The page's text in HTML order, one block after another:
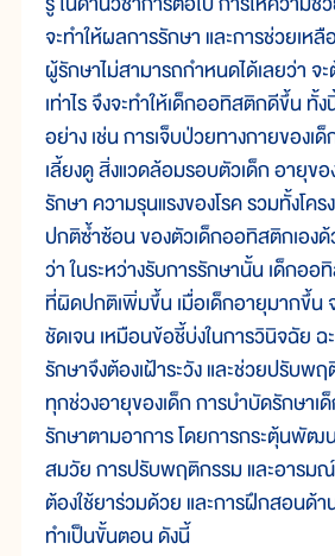
จะทำให้ผลการรักษา และการช่วยเห
ผู้รักษาไม่สามารถกำหนดได้เลยว่า จะ
เท่าไร จึงจะทำให้เด็กออทิสติกดีขึ้น
อย่าง เช่น การเจ็บป่วยทางกายของเ
เลี้ยงดู สิ่งแวดล้อมรอบตัวเด็ก อายุขอ
รักษา ความรุนแรงของโรค รวมทั้งโค
ปกติซ้ำซ้อน ของตัวเด็กออทิสติกเอง
ว่า ในระหว่างรับการรักษานั้น เด็กอ
ที่ผิดปกติเพิ่มขึ้น เมื่อเด็กอายุมากขึ้น
ชัดเจน เหมือนข้อชี้บ่งในการวินิจฉัย
รักษาจึงต้องเฝ้าระวัง และช่วยปรับพ
ทุกช่วงอายุของเด็ก การบำบัดรักษา
รักษาตามอาการ โดยการกระตุ้นพัฒ
สมวัย การปรับพฤติกรรม และอารม
ต้องใช้ยาร่วมด้วย และการฝึกสอนด้า
ทำเป็นขั้นตอน ดังนี้